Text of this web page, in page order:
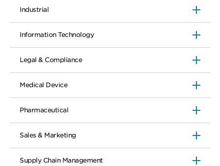
Industrial
Information Technology
Legal & Compliance
Medical Device
Pharmaceutical
Sales & Marketing
Supply Chain Management